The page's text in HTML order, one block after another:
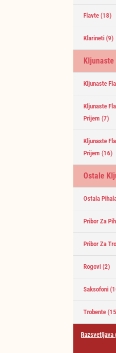
Flavte(18)
Klarineti(9)
Kljunaste
Kljunaste
Prijem(7)
Kljunaste
Prijem(16)
Ostale
Ostala
Pribor Za
Pribor Za
Rogovi(2)
Saksofoni
Trobente
Razsvetljava